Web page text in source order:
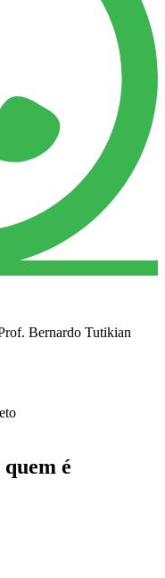
Bernardo Tutikian
é